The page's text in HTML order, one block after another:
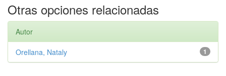
Otras opciones relacionadas
Autor
1
Orellana, Nataly